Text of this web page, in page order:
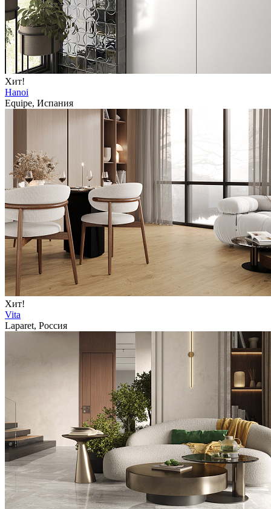
Хит!
Hanoi
Equipe, Испания
Хит!
Vita
Laparet, Россия